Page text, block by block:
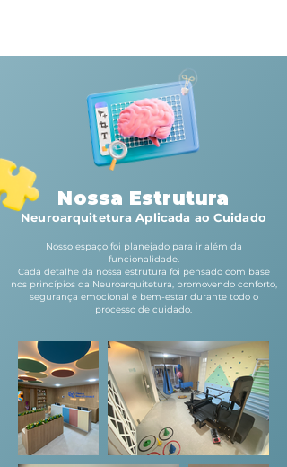
Nossa Estrutura
Neuroarquitetura Aplicada ao Cuidado
Nosso espaço foi planejado para ir além da
funcionalidade.
Cada detalhe da nossa estrutura foi pensado com base
nos princípios da Neuroarquitetura, promovendo conforto,
segurança emocional e bem-estar durante todo o
processo de cuidado.